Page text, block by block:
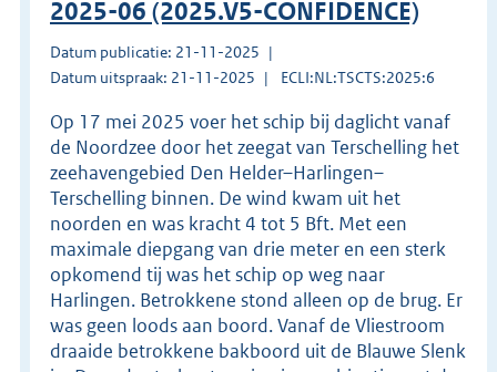
2025-06 (2025.V5-CONFIDENCE)
Datum publicatie: 21-11-2025
Datum uitspraak: 21-11-2025
ECLI:NL:TSCTS:2025:6
Op 17 mei 2025 voer het schip bij daglicht vanaf
de Noordzee door het zeegat van Terschelling het
zeehavengebied Den Helder–Harlingen–
Terschelling binnen. De wind kwam uit het
noorden en was kracht 4 tot 5 Bft. Met een
maximale diepgang van drie meter en een sterk
opkomend tij was het schip op weg naar
Harlingen. Betrokkene stond alleen op de brug. Er
was geen loods aan boord. Vanaf de Vliestroom
draaide betrokkene bakboord uit de Blauwe Slenk